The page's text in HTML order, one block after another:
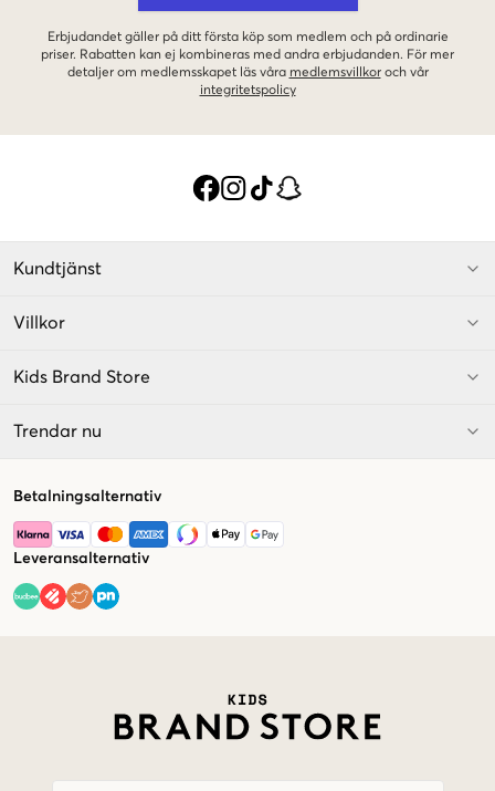
Erbjudandet gäller på ditt första köp som medlem och på ordinarie
priser. Rabatten kan ej kombineras med andra erbjudanden. För mer
detaljer om medlemsskapet läs våra medlemsvillkor och vår
integritetspolicy
Kundtjänst
Villkor
Kids Brand Store
Trendar nu
Betalningsalternativ
Leveransalternativ